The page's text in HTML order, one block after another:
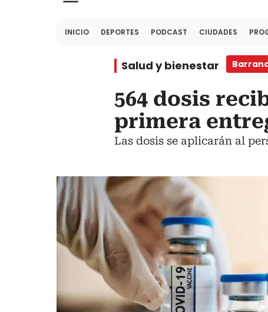
INICIO DEPORTES PODCAST CIUDADES
Salud y bienestar
564 dosis
primera
Las dosis se aplicarán al